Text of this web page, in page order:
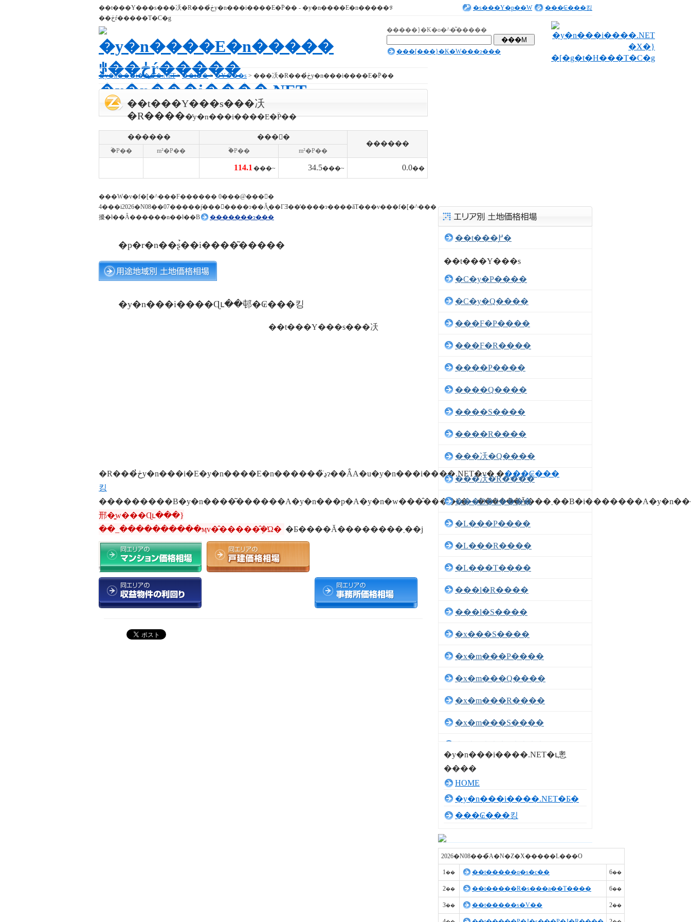
��t���Y���s���㓇�R���ڂ̓y�n���i����E�ؒP�� - �y�n����E�n�����ꂪ
��ڂŕ�����T�C�g
�s���Y�p��W ���₢���킹
�����}�K�o�^�͂�����
���[���}�K�W���ɂ���
�y�n���i����.NET>��t��>�Y���s > ���㓇�R���ڂ̓y�n���i����E�ؒP��
��t���Y���s���㓇
�R�����̓y�n���i����E�ؒP��
������
���񕨌�
������
�ؒP�� m²�P�� �ؒP�� m²�P��
114.1 ���~ 34.5���~ 0.0��
���W�v�f�[�^���F������ 0���@���񕨌�
4���i2026�N08��07�����݁j���󗓕����ɂ��Ă͓��ГƎ��̒����ɂ����ăT���v���f�[�^���
擾�ł��Ȃ������n��ł��B
�������ɂ���
�p�r�n��ʂ̉��i����͂�����
�y�n���i����Ɋւ��邨�₢���킹
��t���Y���s���㓇
�R���ڂ̓y�n���i�E�y�n����E�n������̏ڍׂɂ��ẮA�u�y�n���i����.NET�v�܂����₢���
킹
邢�͍w���Ɋւ���}
��_����������ӎv�̂�����݂̂�Ώ�
�Ƃ����Ă��������܂��j
��t���֖߂�
��t���Y���s
�C�y�P����
�C�y�Q����
���F�P����
���F�R����
����P����
����Q����
����S����
����R����
���㓇�Q����
���㓇�R����
���D�S����
�L���P����
�L���R����
�L���T����
���l�R����
���l�S����
�x���S����
�x�m���P����
�x�m���Q����
�x�m���R����
�x�m���S����
���l�Q����
���l�R����
�ٓV�P����
�k�h�Q����
�k�h�R����
�k�h�S����
�y�n���i����.NET�ւ悤
����
HOME
�y�n���i����.NET�Ƃ�
���₢���킹
2026�N08���̃A�N�Z�X�����L���O
1�� ��t�����q�s�c�� 6��
2�� ��t�����R�s���a��T���� 6��
3�� ��t�����s�V�� 2��